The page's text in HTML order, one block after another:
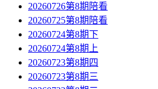
20260726第8期陪看
20260725第8期陪看
20260724第8期下
20260724第8期上
20260723第8期四
20260723第8期三